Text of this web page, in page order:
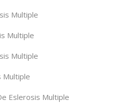
Multiple
Multiple
Multiple
Multiple
Eslerosis Multiple